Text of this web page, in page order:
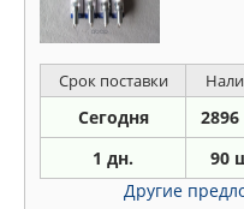
Срок поставки
Сегодня
1 дн. 90
Другие